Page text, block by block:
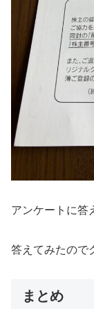
アンケートに答
答えてみたので
まとめ